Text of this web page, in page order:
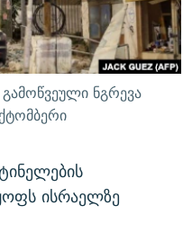
19
ᲐᲛᲑᲐᲕᲘ
ნგრევა
ისრაელზე